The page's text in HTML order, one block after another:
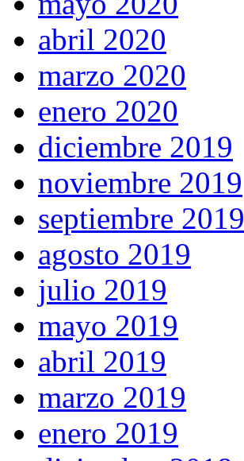
abril 2020
marzo 2020
enero 2020
diciembre 2019
noviembre 2019
septiembre 2019
agosto 2019
julio 2019
mayo 2019
abril 2019
marzo 2019
enero 2019